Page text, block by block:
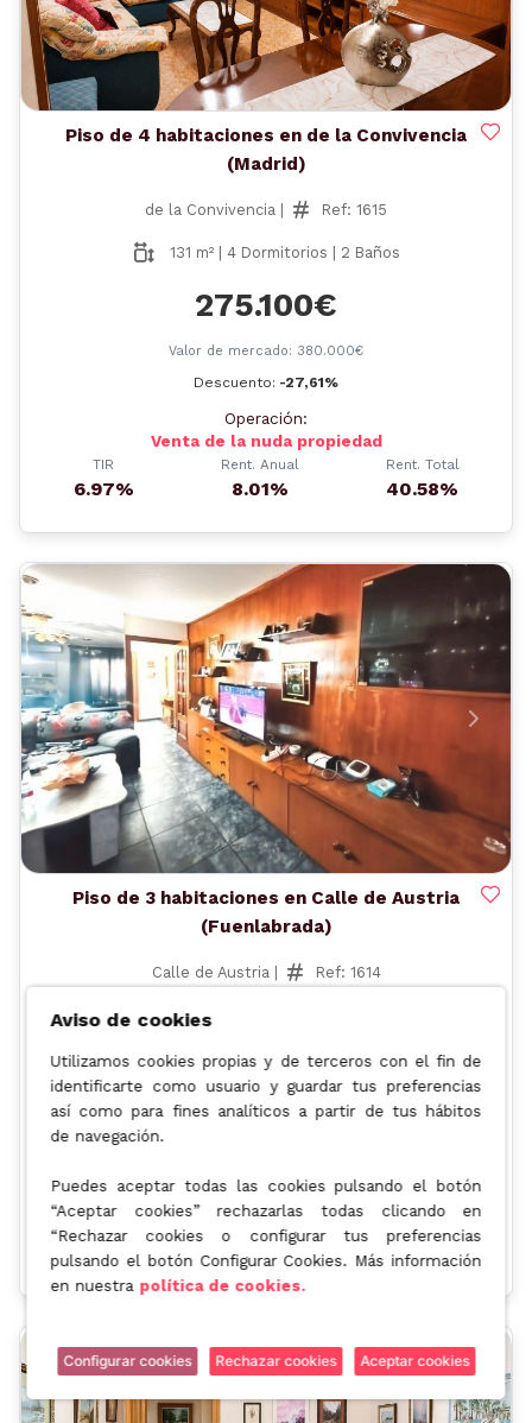
Piso de 4 habitaciones en de la Convivencia
(Madrid)
de la Convivencia | Ref: 1615
131 m² | 4 Dormitorios | 2 Baños
275.100€
Valor de mercado: 380.000€
Descuento: -27,61%
Operación:
Venta de la nuda propiedad
TIR
6.97%
Rent. Anual
8.01%
Rent. Total
40.58%
Anterior
Piso de 3 habitaciones en Calle de Austria
(Fuenlabrada)
Calle de Austria | Ref: 1614
84 m² | 3 Dormitorios | 2 Baños
160.000€
Valor de mercado: 268.000€
Operación:
Venta de la nuda propiedad
3.94%
Rent. Anual
5.51%
Rent. Total
103.4%
Aviso de cookies
Utilizamos cookies propias y de terceros con el fin de
identificarte como usuario y guardar tus preferencias
así como para fines analíticos a partir de tus hábitos
de navegación.
Puedes aceptar todas las cookies pulsando el botón
“Aceptar cookies” rechazarlas todas clicando en
“Rechazar cookies o configurar tus preferencias
pulsando el botón Configurar Cookies. Más información
en nuestra política de cookies.
Configurar cookies Rechazar cookies Aceptar cookies